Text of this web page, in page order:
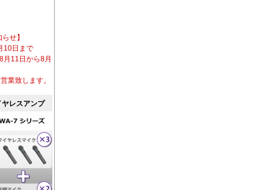
せ】
10日まで
月11日から8月
業致します。
レスアンプ